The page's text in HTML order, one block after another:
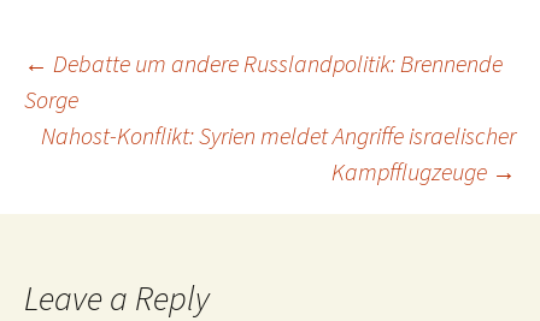
Post
navigation
← Debatte um andere Russlandpolitik: Brennende
Sorge
Nahost-Konflikt: Syrien meldet Angriffe israelischer
Kampfflugzeuge →
Leave a Reply